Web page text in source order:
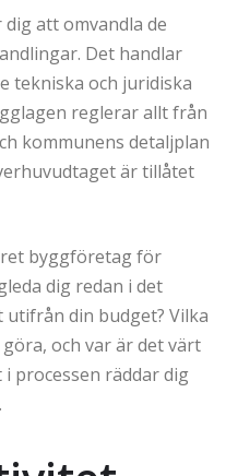
att omvandla de
Det handlar
tekniska och juridiska
reglerar allt från
kommunens detaljplan
är tillåtet
byggföretag för
dig redan i det
utifrån din budget? Vilka
och var är det värt
processen räddar dig